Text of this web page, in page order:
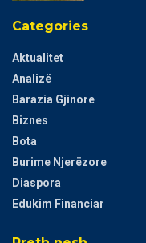
Categories
Aktualitet
Analizë
Barazia Gjinore
Biznes
Bota
Burime Njerëzore
Diaspora
Edukim Financiar